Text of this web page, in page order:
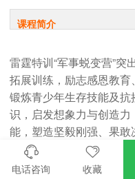
课程简介
雷霆特训“军事蜕变营”
拓展训练，励志感恩教育
锻炼青少年生存技能及
识，启发想象力与创造
能，塑造坚毅刚强、果
苦、有担当、敢于拼搏
纪、紧张、服从的军人品
电话咨询 收藏